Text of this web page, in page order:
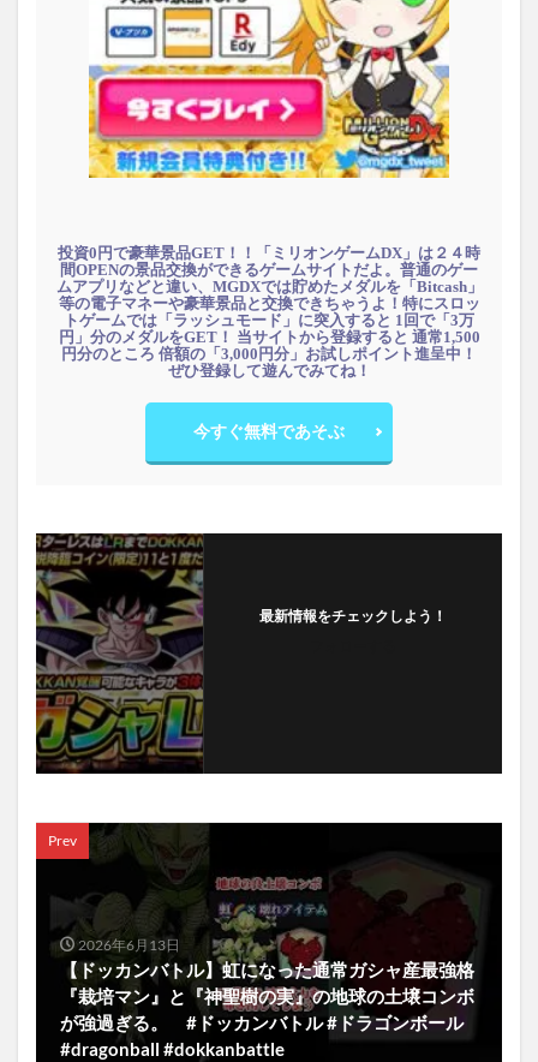
投資0円で豪華景品GET！！「ミリオンゲームDX」は２４時
間OPENの景品交換ができるゲームサイトだよ。普通のゲー
ムアプリなどと違い、MGDXでは貯めたメダルを「Bitcash」
等の電子マネーや豪華景品と交換できちゃうよ！特にスロッ
トゲームでは「ラッシュモード」に突入すると 1回で「3万
円」分のメダルをGET！ 当サイトから登録すると 通常1,500
円分のところ 倍額の「3,000円分」お試しポイント進呈中！
ぜひ登録して遊んでみてね！
今すぐ無料であそぶ
最新情報をチェックしよう！
Prev
2026年6月13日
【ドッカンバトル】虹になった通常ガシャ産最強格
『栽培マン』と『神聖樹の実』の地球の土壌コンボ
が強過ぎる。 #ドッカンバトル #ドラゴンボール
#dragonball #dokkanbattle